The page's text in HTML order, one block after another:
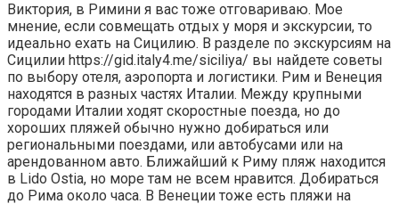
Виктория, в Римини я вас тоже отговариваю. Мое
мнение, если совмещать отдых у моря и экскурсии, то
идеально ехать на Сицилию. В разделе по экскурсиям на
Сицилии https://gid.italy4.me/siciliya/ вы найдете советы
по выбору отеля, аэропорта и логистики. Рим и Венеция
находятся в разных частях Италии. Между крупными
городами Италии ходят скоростные поезда, но до
хороших пляжей обычно нужно добираться или
региональными поездами, или автобусами или на
арендованном авто. Ближайший к Риму пляж находится
в Lido Ostia, но море там не всем нравится. Добираться
до Рима около часа. В Венеции тоже есть пляжи на